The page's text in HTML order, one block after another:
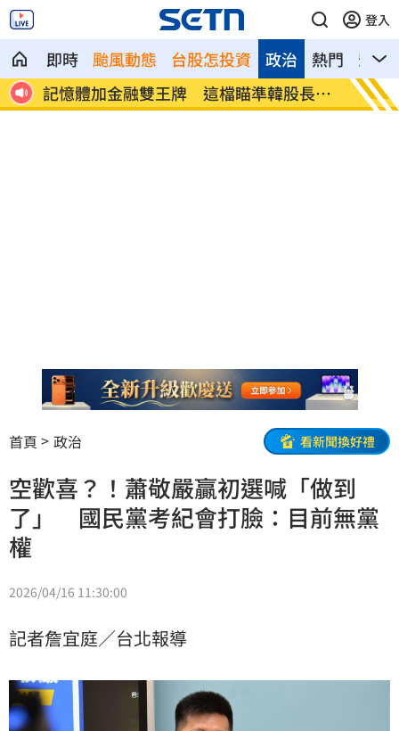
登入
即時 颱風動態 台股怎投資 熱門 影音
政治
記憶體加金融雙王牌 這檔瞄準韓股長
牛！
台中
首頁 政治 看新聞換好禮
空歡喜？！蕭敬嚴贏初選喊「做到
了」 國民黨考紀會打臉：目前無黨
權
2026/04/16 11:30:00
記者詹宜庭／台北報導